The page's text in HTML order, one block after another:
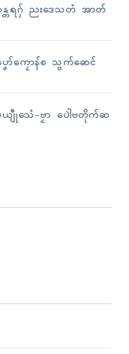
တရဂှ် ညးဒေသတံ အာတ်
ာ်ကၠောန်စ သွက်ဆေၚ်
ျဵုသေံ-ဗၟာ ပေါဲဗတိုက်ဆ